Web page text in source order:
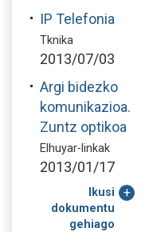
IP Telefonia
Tknika
2013/07/03
Argi bidezko
komunikazioa.
Zuntz optikoa
Elhuyar-linkak
2013/01/17
Ikusi
dokumentu
gehiago